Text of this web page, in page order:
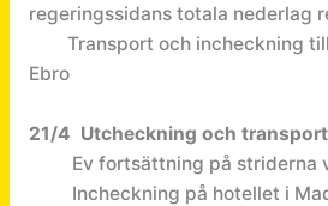
regeringssidans totala nederlag
Transport och incheckning till
Ebro
21/4 Utcheckning och
Ev fortsättning på striderna
Incheckning på hotellet i